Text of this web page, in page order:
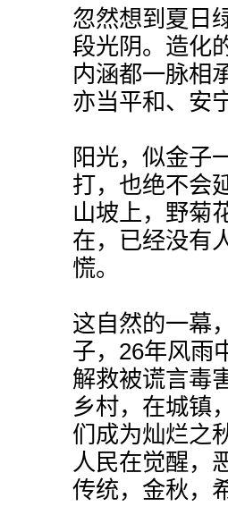
忽然想到夏日
段光阴。造化
内涵都一脉相
亦当平和、安
阳光，似金子
打，也绝不会
山坡上，野菊
在，已经没有
慌。
这自然的一幕
子，26年风雨
解救被谎言毒
乡村，在城镇
们成为灿烂之
人民在觉醒，
传统，金秋，